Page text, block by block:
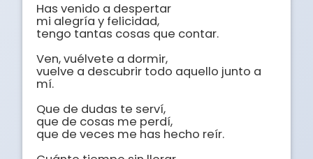
Has venido a despertar
mi alegría y felicidad,
tengo tantas cosas que contar.
Ven, vuélvete a dormir,
vuelve a descubrir todo aquello junto a
mí.
Que de dudas te serví,
que de cosas me perdí,
que de veces me has hecho reír.